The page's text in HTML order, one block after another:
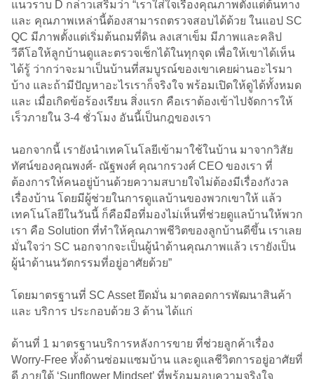
แนวราบ D กล่าวเสริมว่า “เราใส่ใจเรื่องคุณภาพตั้งแต่ต้นทาง
และ คุณภาพเหล่านี้ต้องสามารถตรวจสอบได้ด้วย ในแอป SC
QC มีภาพตั้งแต่เริ่มต้นถมที่ดิน ลงเสาเข็ม มีภาพและคลิป
วีดีโอให้ลูกบ้านดูและตรวจเช็กได้ในทุกจุด เพื่อให้เขาได้เห็น
ได้รู้ ว่ากว่าจะมาเป็นบ้านที่สมบูรณ์ของเขาเคยผ่านอะไรมา
บ้าง และถ้ามีปัญหาอะไรเราก็จริงใจ พร้อมเปิดให้ดูได้ทั้งหมด
และ เมื่อเกิดข้อร้องเรียน สิ่งแรก คือเราต้องเข้าไปจัดการให้
เร็วภายใน 3-4 ชั่วโมง อันนี้เป็นกฎของเรา
นอกจากนี้ เรายังนำเทคโนโลยีเข้ามาใช้ในบ้าน มาจากวิสัย
ทัศน์ของคุณพงศ์- ณัฐพงศ์ คุณากรวงศ์ CEO ของเรา ที่
ต้องการให้คนอยู่บ้านด้วยความสบายใจไม่ต้องมีเรื่องกังวล
เรื่องบ้าน โดยมีผู้ช่วยในการดูแลบ้านของพวกเขาให้ แล้ว
เทคโนโลยีในวันนี้ ก็คือมือที่มองไม่เห็นที่ช่วยดูแลบ้านให้พวก
เรา คือ Solution ที่ทำให้คุณภาพชีวิตของลูกบ้านดีขึ้น เราเลย
มั่นใจว่า SC นอกจากจะเป็นผู้นำด้านคุณภาพแล้ว เรายังเป็น
ผู้นำด้านนวัตกรรมที่อยู่อาศัยด้วย”
โดยมาตรฐานที่ SC Asset ยึดมั่น มาตลอดการพัฒนาสินค้า
และ บริการ ประกอบด้วย 3 ด้าน ได้แก่
ด้านที่ 1 มาตรฐานบริการหลังการขาย ที่ช่วยลูกค้าเรื่อง
Worry-Free ทั้งด้านซ่อมแซมบ้าน และดูแลชีวิตการอยู่อาศัยที่
ดี ภายใต้ ‘Sunflower Mindset’ ที่พร้อมมอบความจริงใจ